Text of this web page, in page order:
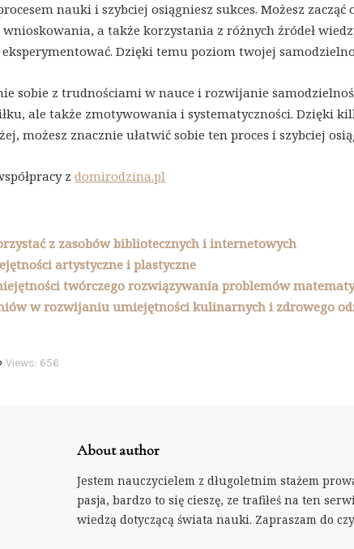
nauki i szybciej osiągniesz sukces. Możesz
a także korzystania z różnych źródeł
Dzięki temu poziom twojej
sobie z trudnościami w nauce i rozwijanie
ale także zmotywowania i systematyczności. Dzięki
możesz znacznie ułatwić sobie ten proces i szybciej
z domirodzina.pl
z zasobów bibliotecznych i internetowych
artystyczne i plastyczne
twórczego rozwiązywania problemów
w rozwijaniu umiejętności kulinarnych i zdrowego
Views: 656
About author
Jestem nauczycielem z długoletnim stażem
pasja, bardzo to się cieszę, ze trafiłeś na ten
wiedzą dotyczącą świata nauki. Zapraszam do